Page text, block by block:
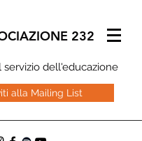
232
servizio dell'educazione
alla Mailing List